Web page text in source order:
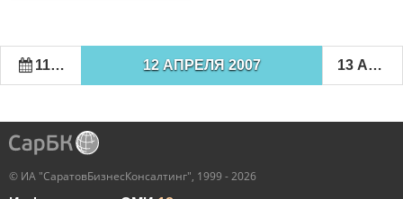
11 АПРЕЛЯ 2007 12 АПРЕЛЯ 2007 13 АПРЕЛЯ 2007
© ИА "СаратовБизнесКонсалтинг", 1999 - 2026